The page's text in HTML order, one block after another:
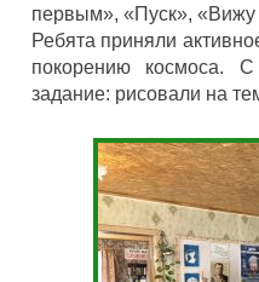
первым», «Пуск»,
Ребята приняли
покорению космоса.
задание: рисовали на